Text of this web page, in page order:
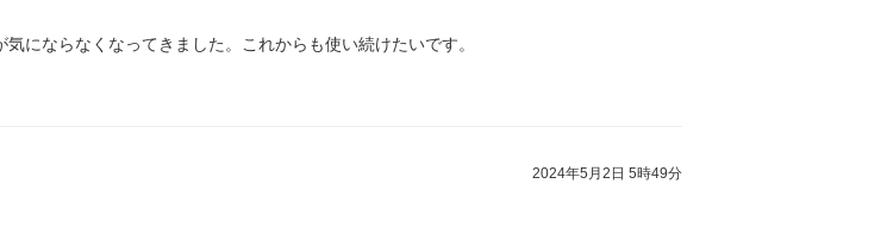
にならなくなってきました。これからも使い続けたいです。
2024年5月2日 5時49分